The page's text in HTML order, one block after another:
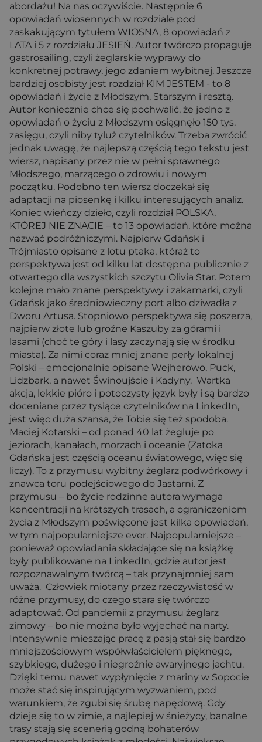
abordażu! Na nas oczywiście. Następnie 6
opowiadań wiosennych w rozdziale pod
zaskakującym tytułem WIOSNA, 8 opowiadań z
LATA i 5 z rozdziału JESIEŃ. Autor twórczo propaguje
gastrosailing, czyli żeglarskie wyprawy do
konkretnej potrawy, jego zdaniem wybitnej. Jeszcze
bardziej osobisty jest rozdział KIM JESTEM - to 8
opowiadań i życie z Młodszym, Starszym i resztą.
Autor koniecznie chce się pochwalić, że jedno z
opowiadań o życiu z Młodszym osiągnęło 150 tys.
zasięgu, czyli niby tyluż czytelników. Trzeba zwrócić
jednak uwagę, że najlepszą częścią tego tekstu jest
wiersz, napisany przez nie w pełni sprawnego
Młodszego, marzącego o zdrowiu i nowym
początku. Podobno ten wiersz doczekał się
adaptacji na piosenkę i kilku interesujących analiz.
Koniec wieńczy dzieło, czyli rozdział POLSKA,
KTÓREJ NIE ZNACIE – to 13 opowiadań, które można
nazwać podróżniczymi. Najpierw Gdańsk i
Trójmiasto opisane z lotu ptaka, któraż to
perspektywa jest od kilku lat dostępna publicznie z
otwartego dla wszystkich szczytu Olivia Star. Potem
kolejne mało znane perspektywy i zakamarki, czyli
Gdańsk jako średniowieczny port albo dziwadła z
Dworu Artusa. Stopniowo perspektywa się poszerza,
najpierw złote lub groźne Kaszuby za górami i
lasami (choć te góry i lasy zaczynają się w środku
miasta). Za nimi coraz mniej znane perły lokalnej
Polski – emocjonalnie opisane Wejherowo, Puck,
Lidzbark, a nawet Świnoujście i Kadyny. Wartka
akcja, lekkie pióro i potoczysty język były i są bardzo
doceniane przez tysiące czytelników na LinkedIn,
jest więc duża szansa, że Tobie się też spodoba.
Maciej Kotarski – od ponad 40 lat żegluje po
jeziorach, kanałach, morzach i oceanie (Zatoka
Gdańska jest częścią oceanu światowego, więc się
liczy). To z przymusu wybitny żeglarz podwórkowy i
znawca toru podejściowego do Jastarni. Z
przymusu – bo życie rodzinne autora wymaga
koncentracji na krótszych trasach, a ograniczeniom
życia z Młodszym poświęcone jest kilka opowiadań,
w tym najpopularniejsze ever. Najpopularniejsze –
ponieważ opowiadania składające się na książkę
były publikowane na LinkedIn, gdzie autor jest
rozpoznawalnym twórcą – tak przynajmniej sam
uważa. Człowiek miotany przez rzeczywistość w
różne przymusy, do czego stara się twórczo
adaptować. Od pandemii z przymusu żeglarz
zimowy – bo nie można było wyjechać na narty.
Intensywnie mieszając pracę z pasją stał się bardzo
mniejszościowym współwłaścicielem pięknego,
szybkiego, dużego i niegroźnie awaryjnego jachtu.
Dzięki temu nawet wypłynięcie z mariny w Sopocie
może stać się inspirującym wyzwaniem, pod
warunkiem, że zgubi się śrubę napędową. Gdy
dzieje się to w zimie, a najlepiej w śnieżycy, banalne
trasy stają się scenerią godną bohaterów